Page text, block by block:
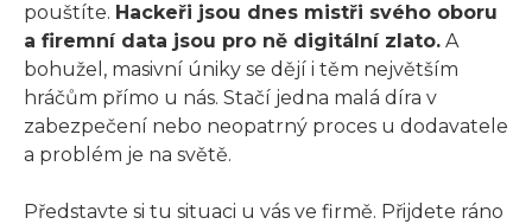
pouštíte. Hackeři jsou dnes mistři svého oboru
a firemní data jsou pro ně digitální zlato. A
bohužel, masivní úniky se dějí i těm největším
hráčům přímo u nás. Stačí jedna malá díra v
zabezpečení nebo neopatrný proces u dodavatele
a problém je na světě.
Představte si tu situaci u vás ve firmě. Přijdete ráno